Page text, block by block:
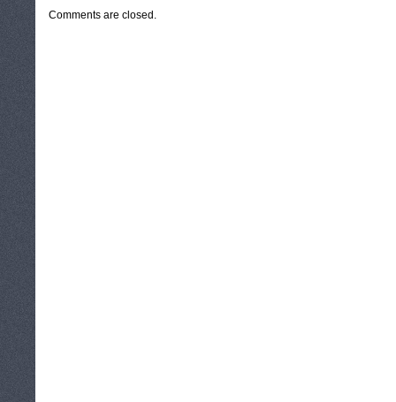
Comments are closed.